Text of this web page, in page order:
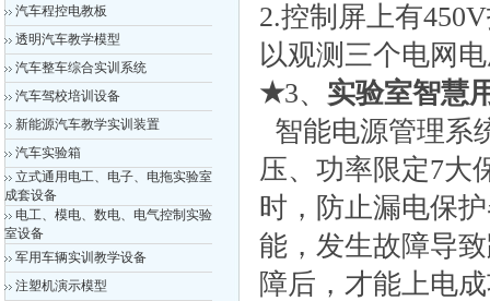
汽车程控电教板
透明汽车教学模型
汽车整车综合实训系统
汽车驾校培训设备
新能源汽车教学实训装置
汽车实验箱
立式通用电工、电子、电拖实验室
成套设备
电工、模电、数电、电气控制实验
室设备
军用车辆实训教学设备
注塑机演示模型
2.控制屏上有
以观测三个电网
★3、 实验室智慧
智能电源管理系
压、功率限定7大
时，防止漏电保
能，发生故障导
障后，才能上电